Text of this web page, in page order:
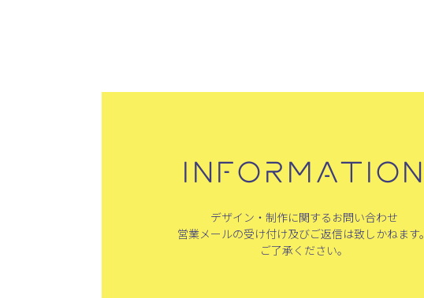
INFORMATION
デザイン・制作に関するお問い合わせ
営業メールの受け付け及びご返信は致しかねます。
ご了承ください。